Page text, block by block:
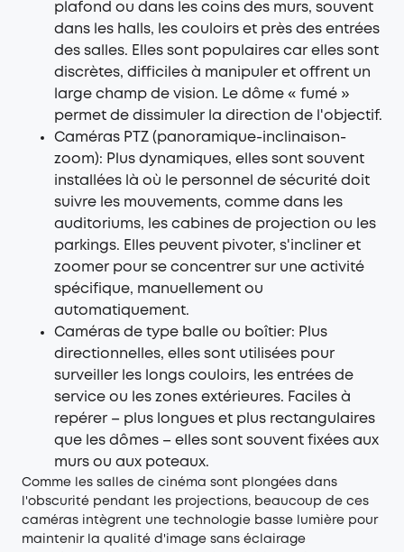
plafond ou dans les coins des murs, souvent
dans les halls, les couloirs et près des entrées
des salles. Elles sont populaires car elles sont
discrètes, difficiles à manipuler et offrent un
large champ de vision. Le dôme « fumé »
permet de dissimuler la direction de l'objectif.
Caméras PTZ (panoramique-inclinaison-
zoom): Plus dynamiques, elles sont souvent
installées là où le personnel de sécurité doit
suivre les mouvements, comme dans les
auditoriums, les cabines de projection ou les
parkings. Elles peuvent pivoter, s'incliner et
zoomer pour se concentrer sur une activité
spécifique, manuellement ou
automatiquement.
Caméras de type balle ou boîtier: Plus
directionnelles, elles sont utilisées pour
surveiller les longs couloirs, les entrées de
service ou les zones extérieures. Faciles à
repérer – plus longues et plus rectangulaires
que les dômes – elles sont souvent fixées aux
murs ou aux poteaux.
Comme les salles de cinéma sont plongées dans
l'obscurité pendant les projections, beaucoup de ces
caméras intègrent une technologie basse lumière pour
maintenir la qualité d'image sans éclairage